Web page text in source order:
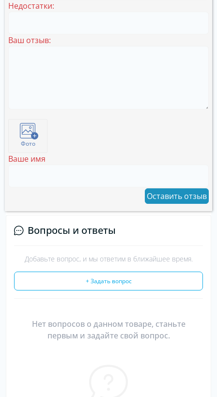
Недостатки:
Ваш отзыв:
Фото
Ваше имя
Оставить отзыв
Вопросы и ответы
Добавьте вопрос, и мы ответим в ближайшее время.
+ Задать вопрос
Нет вопросов о данном товаре, станьте
первым и задайте свой вопрос.